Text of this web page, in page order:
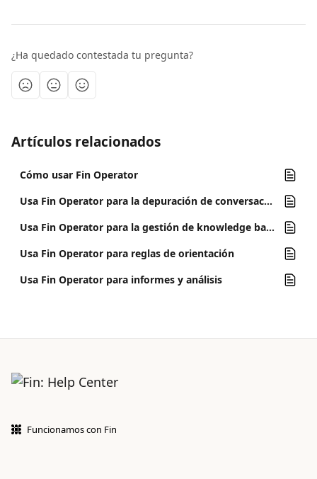
¿Ha quedado contestada tu pregunta?
Artículos relacionados
Cómo usar Fin Operator
Usa Fin Operator para la depuración de conversaciones
Usa Fin Operator para la gestión de knowledge base
Usa Fin Operator para reglas de orientación
Usa Fin Operator para informes y análisis
Funcionamos con Fin